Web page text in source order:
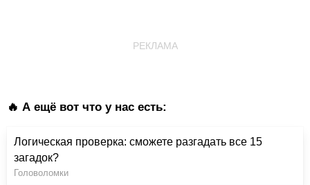
РЕКЛАМА
🔥 А ещё вот что у нас есть:
Логическая проверка: сможете разгадать все 15
загадок?
Головоломки